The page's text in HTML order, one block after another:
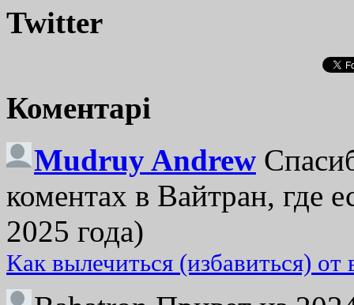
Twitter
Коментарі
Mudruy Andrew
коментах в Вайтран, где
2025 года)
Как вылечиться (избавиться)